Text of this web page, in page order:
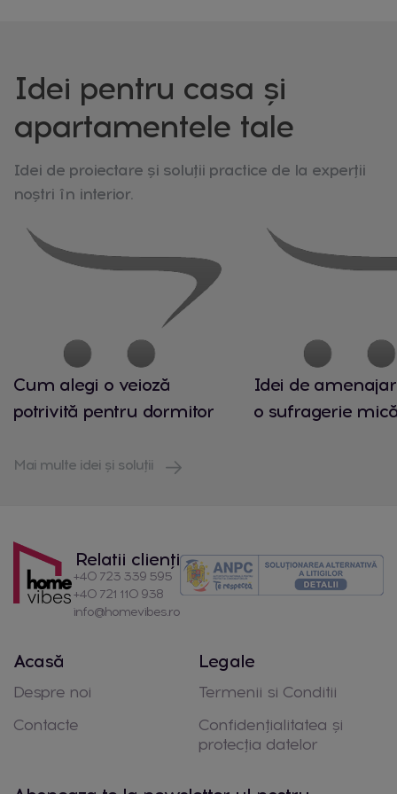
Idei pentru casa și
apartamentele tale
Idei de proiectare și soluții practice de la experții
noștri în interior.
Cum alegi o veioză
potrivită pentru dormitor
Idei de
o sufragerie
Mai multe idei și soluții
Relatii clienți
+40 723 339 595
+40 721 110 938
info@homevibes.ro
Acasă
Despre noi
Contacte
Legale
Termenii si Conditii
Confidențialitatea și
protecția datelor